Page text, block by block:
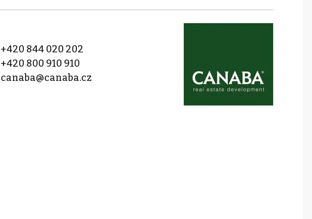
+420 844 020 202
+420 800 910 910
canaba@canaba.cz